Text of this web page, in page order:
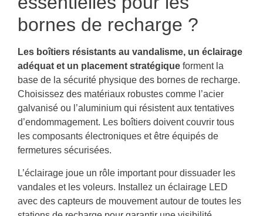
bornes de recharge ?
Les boîtiers résistants au vandalisme, un éclairage
adéquat et un placement stratégique forment la
base de la sécurité physique des bornes de recharge.
Choisissez des matériaux robustes comme l’acier
galvanisé ou l’aluminium qui résistent aux tentatives
d’endommagement. Les boîtiers doivent couvrir tous
les composants électroniques et être équipés de
fermetures sécurisées.
L’éclairage joue un rôle important pour dissuader les
vandales et les voleurs. Installez un éclairage LED
avec des capteurs de mouvement autour de toutes les